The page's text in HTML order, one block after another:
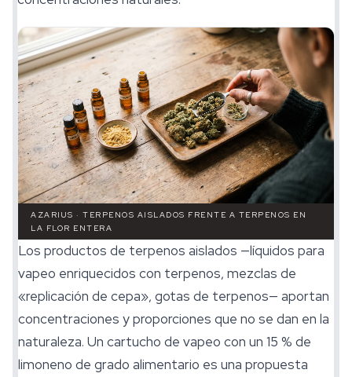
AZARIUS · TERPENOS AISLADOS FRENTE A TERPENOS EN
LA FLOR ENTERA
Los productos de terpenos aislados —líquidos para
vapeo enriquecidos con terpenos, mezclas de
«replicación de cepa», gotas de terpenos— aportan
concentraciones y proporciones que no se dan en la
naturaleza. Un cartucho de vapeo con un 15 % de
limoneno de grado alimentario es una propuesta